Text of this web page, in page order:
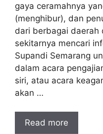
gaya ceramahnya
(menghibur), dan
dari berbagai daerah
sekitarnya mencari
Supandi Semarang
dalam acara
siri, atau acara
akan …
Read more